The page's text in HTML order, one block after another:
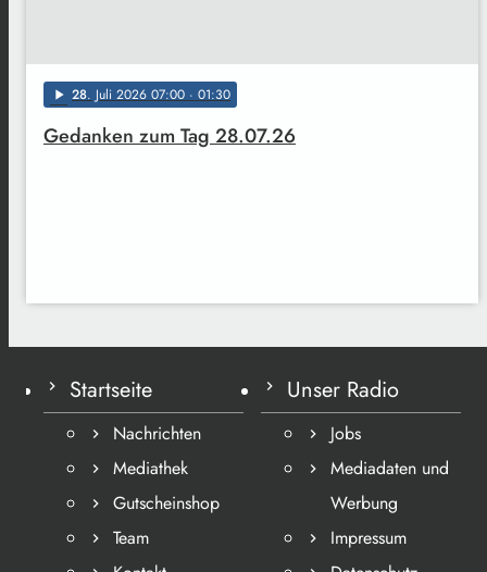
play_arrow 28. Juli 2026 07:00 · 01:30
Gedanken zum Tag 28.07.26
Startseite
Nachrichten
Mediathek
Gutscheinshop
Team
Unser Radio
Jobs
Mediadaten und
Werbung
Impressum